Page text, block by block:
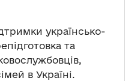
українсько-
та
в Україні.